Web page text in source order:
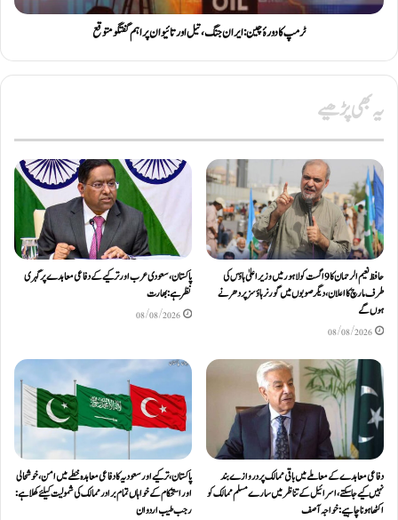
ٹرمپ کا دورۂ چین: ایران جنگ، تیل اور تائیوان پر اہم گفتگو متوقع
یہ بھی پڑھیے
حافظ نعیم الرحمان کا 9 اگست کو لاہور میں وزیر اعلیٰ ہاؤس کی
طرف مارچ کا اعلان، دیگر صوبوں میں گورنر ہاؤسز پر دھرنے
ہوں گے
08/08/2026
پاکستان، سعودی عرب اور ترکیے کے دفاعی معاہدے پر گہری
نظر ہے: بھارت
08/08/2026
دفاعی معاہدےکے معاملے میں باقی ممالک پر دروازے بند
نہیں کیے جاسکتے، اسرائیل کے تناظر میں سارے مسلم ممالک کو
اکٹھا ہونا چاہیے: خواجہ آصف
پاکستان، ترکیے اور سعودیہ کا دفاعی معاہدہ خطے میں امن، خوشحالی
اور استحکام کے خواہاں تمام برادر ممالک کی شمولیت کیلئےکھلا ہے:
رجب طیب اردوان